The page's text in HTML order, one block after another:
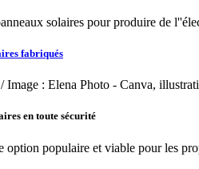
solaires pour produire de
fabriqués
Image : Elena Photo - Canva,
en toute sécurité
option populaire et viable pour les